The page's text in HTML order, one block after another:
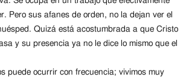
Pero sus afanes de orden, no la dejan ver el
Quizá está acostumbrada a que Cristo
y su presencia ya no le dice lo mismo que el
puede ocurrir con frecuencia; vivimos muy